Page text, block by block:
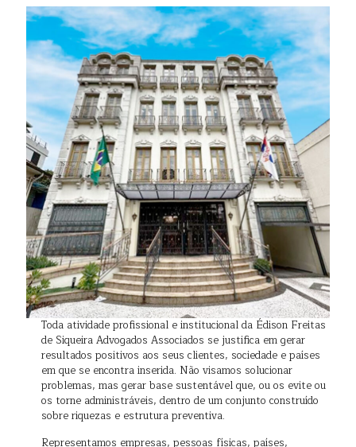
Toda atividade profissional e institucional da Édison Freitas
de Siqueira Advogados Associados se justifica em gerar
resultados positivos aos seus clientes, sociedade e países
em que se encontra inserida. Não visamos solucionar
problemas, mas gerar base sustentável que, ou os evite ou
os torne administráveis, dentro de um conjunto construído
sobre riquezas e estrutura preventiva.
Representamos empresas, pessoas físicas, países,